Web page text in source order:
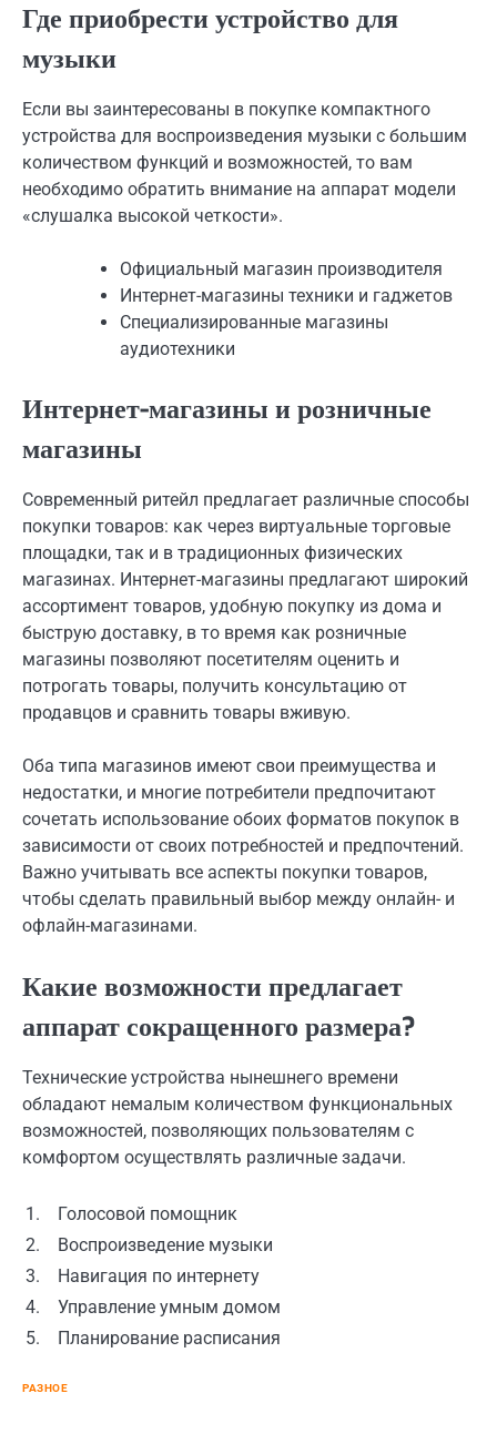
Где приобрести устройство для
музыки
Если вы заинтересованы в покупке компактного
устройства для воспроизведения музыки с большим
количеством функций и возможностей, то вам
необходимо обратить внимание на аппарат модели
«слушалка высокой четкости».
Официальный магазин производителя
Интернет-магазины техники и гаджетов
Специализированные магазины
аудиотехники
Интернет-магазины и розничные
магазины
Современный ритейл предлагает различные способы
покупки товаров: как через виртуальные торговые
площадки, так и в традиционных физических
магазинах. Интернет-магазины предлагают широкий
ассортимент товаров, удобную покупку из дома и
быструю доставку, в то время как розничные
магазины позволяют посетителям оценить и
потрогать товары, получить консультацию от
продавцов и сравнить товары вживую.
Оба типа магазинов имеют свои преимущества и
недостатки, и многие потребители предпочитают
сочетать использование обоих форматов покупок в
зависимости от своих потребностей и предпочтений.
Важно учитывать все аспекты покупки товаров,
чтобы сделать правильный выбор между онлайн- и
офлайн-магазинами.
Какие возможности предлагает
аппарат сокращенного размера?
Технические устройства нынешнего времени
обладают немалым количеством функциональных
возможностей, позволяющих пользователям с
комфортом осуществлять различные задачи.
1.
Голосовой помощник
2.
Воспроизведение музыки
3.
Навигация по интернету
4.
Управление умным домом
5.
Планирование расписания
РАЗНОЕ